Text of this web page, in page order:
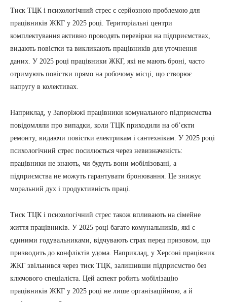
Тиск ТЦК і психологічний стрес є серйозною проблемою для
працівників ЖКГ у 2025 році. Територіальні центри
комплектування активно проводять перевірки на підприємствах,
видають повістки та викликають працівників для уточнення
даних. У 2025 році працівники ЖКГ, які не мають броні, часто
отримують повістки прямо на робочому місці, що створює
напругу в колективах.
Наприклад, у Запоріжжі працівники комунального підприємства
повідомляли про випадки, коли ТЦК приходили на об’єкти
ремонту, видаючи повістки електрикам і сантехнікам. У 2025 році
психологічний стрес посилюється через невизначеність:
працівники не знають, чи будуть вони мобілізовані, а
підприємства не можуть гарантувати бронювання. Це знижує
моральний дух і продуктивність праці.
Тиск ТЦК і психологічний стрес також впливають на сімейне
життя працівників. У 2025 році багато комунальників, які є
єдиними годувальниками, відчувають страх перед призовом, що
призводить до конфліктів удома. Наприклад, у Херсоні працівник
ЖКГ звільнився через тиск ТЦК, залишивши підприємство без
ключового спеціаліста. Цей аспект робить мобілізацію
працівників ЖКГ у 2025 році не лише організаційною, а й